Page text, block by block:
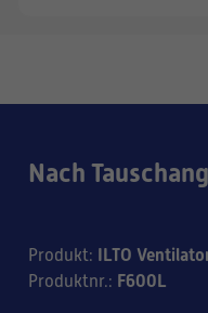
Nach
Produkt: ILTO
Produktnr.: F600L